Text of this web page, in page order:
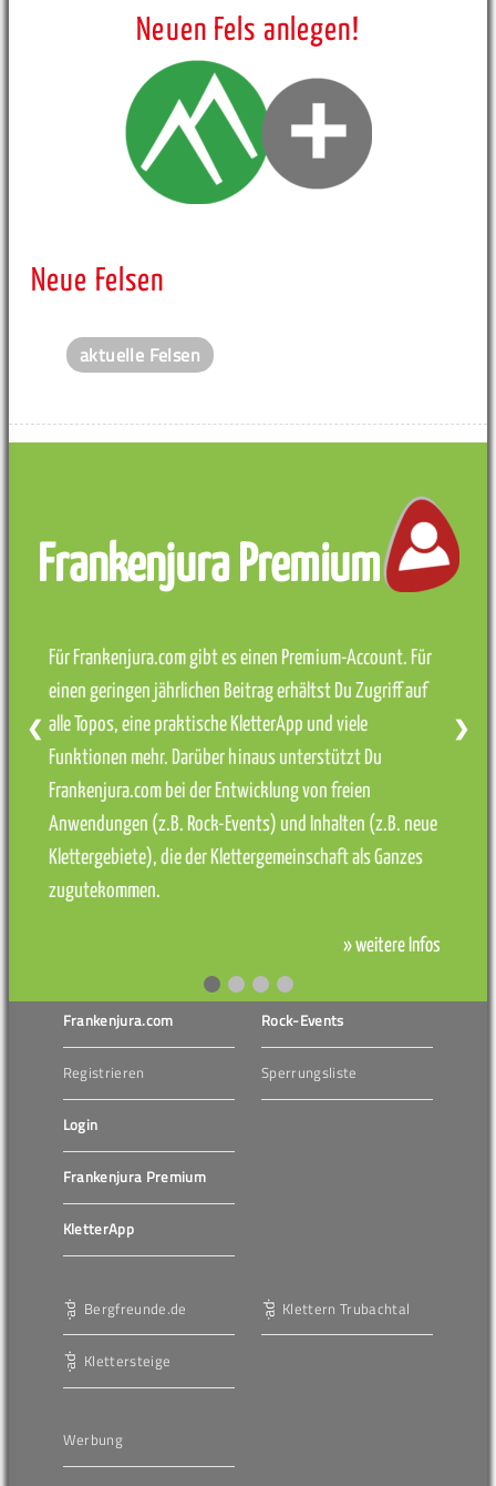
Neuen Fels anlegen!
Neue Felsen
aktuelle Felsen
Frankenjura Premium
Für Frankenjura.com gibt es einen Premium-Account. Für
einen geringen jährlichen Beitrag erhältst Du Zugriff auf
alle Topos, eine praktische KletterApp und viele
Funktionen mehr. Darüber hinaus unterstützt Du
Frankenjura.com bei der Entwicklung von freien
Anwendungen (z.B. Rock-Events) und Inhalten (z.B. neue
Klettergebiete), die der Klettergemeinschaft als Ganzes
zugutekommen.
» weitere Infos
❮ ❯
Frankenjura.com
Registrieren
Login
Frankenjura Premium
KletterApp
Rock-Events
Sperrungsliste
Bergfreunde.de
Klettersteige
Klettern Trubachtal
Werbung